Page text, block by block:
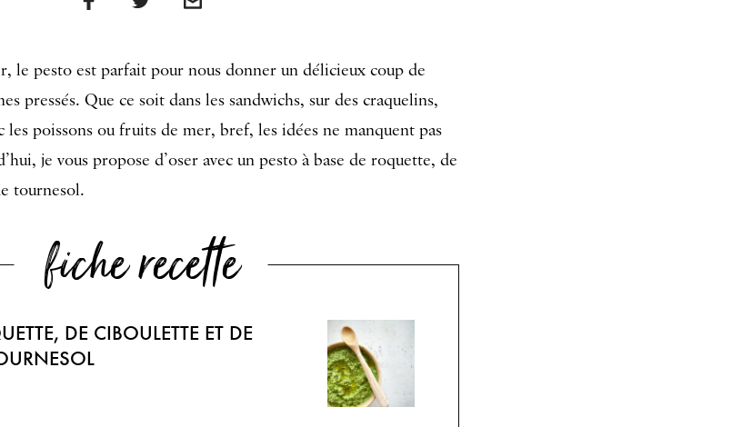
le pesto est parfait pour nous donner un délicieux coup de
pressés. Que ce soit dans les sandwichs, sur des craquelins,
les poissons ou fruits de mer, bref, les idées ne manquent pas
je vous propose d’oser avec un pesto à base de roquette, de
tournesol.
fiche recette
DE CIBOULETTE ET DE